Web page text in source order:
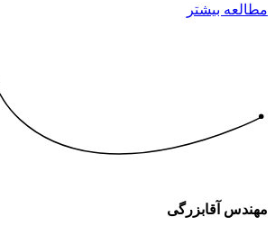
مطالعه بیشتر
مهندس آقابزرگی